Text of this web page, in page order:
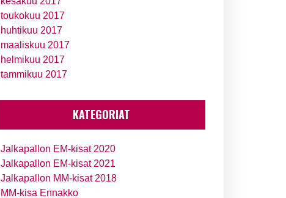
toukokuu 2017
huhtikuu 2017
maaliskuu 2017
helmikuu 2017
tammikuu 2017
KATEGORIAT
Jalkapallon EM-kisat 2020
Jalkapallon EM-kisat 2021
Jalkapallon MM-kisat 2018
MM-kisa Ennakko